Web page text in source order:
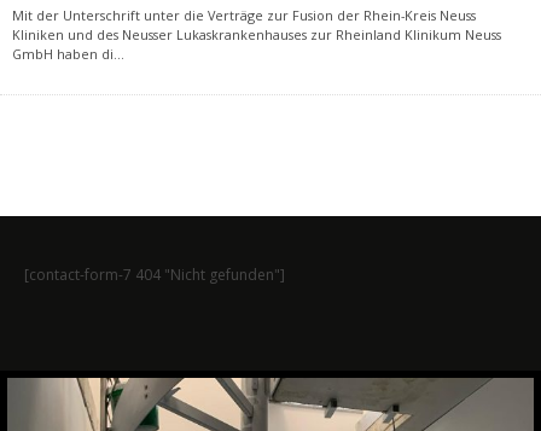
Mit der Unterschrift unter die Verträge zur Fusion der Rhein-Kreis Neuss
Kliniken und des Neusser Lukaskrankenhauses zur Rheinland Klinikum Neuss
GmbH haben di...
[contact-form-7 404 "Nicht gefunden"]